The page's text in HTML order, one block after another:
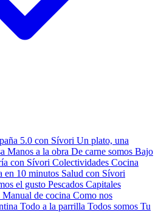
5.0 con Sívori Un plato, una
Manos a la obra De carne somos Bajo
con Sívori Colectividades Cocina
en 10 minutos Salud con Sívori
el gusto Pescados Capitales
Manual de cocina Como nos
Todo a la parrilla Todos somos Tu